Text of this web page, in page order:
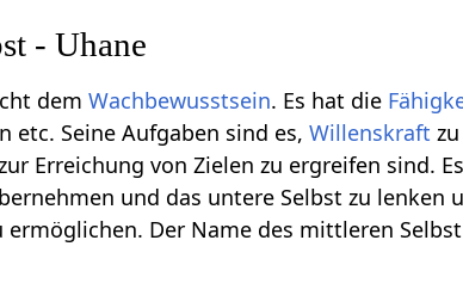
- Uhane
demWachbewusstsein. Es hat die
etc. Seine Aufgaben sind es,Willenskraft
Erreichung von Zielen zu ergreifen sind.
und das untere Selbst zu lenken
ermöglichen. Der Name des mittleren